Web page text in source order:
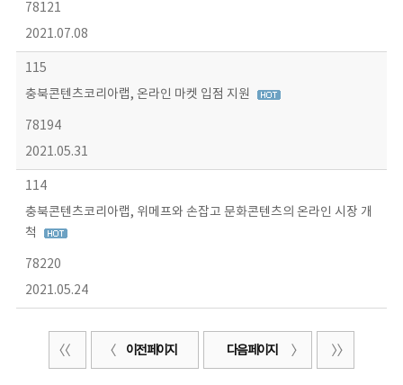
78121
2021.07.08
115
충북콘텐츠코리아랩, 온라인 마켓 입점 지원
78194
2021.05.31
114
충북콘텐츠코리아랩, 위메프와 손잡고 문화콘텐츠의 온라인 시장 개
척
78220
2021.05.24
이전 페이지 다음 페이지